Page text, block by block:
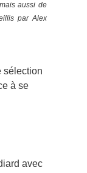
aussi de
par Alex
sélection
à se
avec